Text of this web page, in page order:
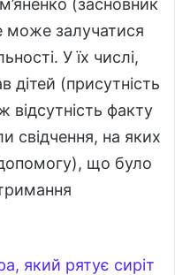
(засновник
може залучатися
У їх числі,
дітей (присутність
факту
свідчення, на яких
що було
який рятує сиріт